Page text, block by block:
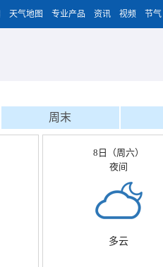
天气地图 专业产品 资讯 视频 节气
周末
8日（周六）
夜间
多云